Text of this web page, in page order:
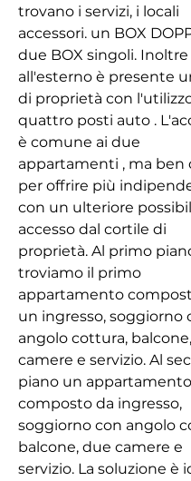
trovano i servizi, i locali
accessori. un BOX
due BOX singoli. Inoltre
all'esterno è presente
di proprietà con
quattro posti auto .
è comune ai due
appartamenti , ma ben
per offrire più
con un ulteriore
accesso dal cortile di
proprietà. Al primo
troviamo il primo
appartamento
un ingresso, soggiorno
angolo cottura,
camere e servizio. Al
piano un appartamento
composto da ingresso,
soggiorno con angolo
balcone, due camere e
servizio. La soluzione è